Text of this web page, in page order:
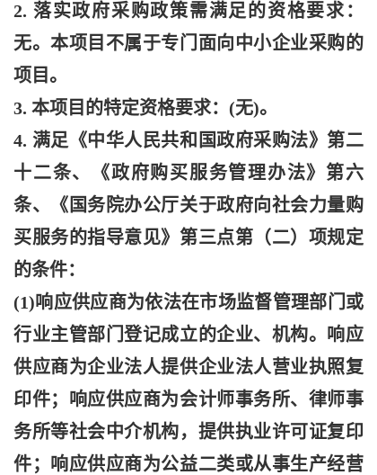
2. 落实政府采购政策需满足的资格要求：
无。本项目不属于专门面向中小企业采购的
项目。
3. 本项目的特定资格要求：(无)。
4. 满足《中华人民共和国政府采购法》第二
十二条、《政府购买服务管理办法》第六
条、《国务院办公厅关于政府向社会力量购
买服务的指导意见》第三点第（二）项规定
的条件：
(1)响应供应商为依法在市场监督管理部门或
行业主管部门登记成立的企业、机构。响应
供应商为企业法人提供企业法人营业执照复
印件；响应供应商为会计师事务所、律师事
务所等社会中介机构，提供执业许可证复印
件；响应供应商为公益二类或从事生产经营